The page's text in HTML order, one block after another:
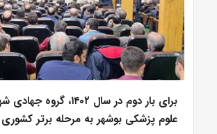
برای بار دوم در سال ۱۴۰۲،
علوم پزشکی بوشهر به مرحله برتر